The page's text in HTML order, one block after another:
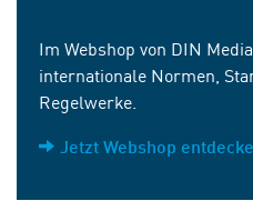
Im Webshop von DIN
internationale Normen,
Regelwerke.
Jetzt Webshop